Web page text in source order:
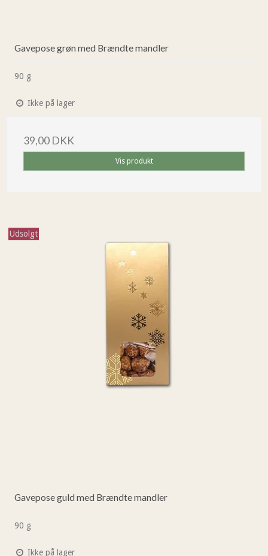
Gavepose grøn med Brændte mandler
90 g
Ikke på lager
39,00 DKK
Vis produkt
Udsolgt
Gavepose guld med Brændte mandler
90 g
Ikke på lager